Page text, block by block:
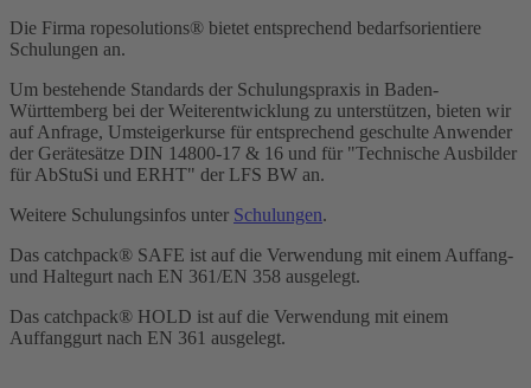
Die Firma ropesolutions® bietet entsprechend bedarfsorientiere
Schulungen an.
Um bestehende Standards der Schulungspraxis in Baden-
Württemberg bei der Weiterentwicklung zu unterstützen, bieten wir
auf Anfrage, Umsteigerkurse für entsprechend geschulte Anwender
der Gerätesätze DIN 14800-17 & 16 und für "Technische Ausbilder
für AbStuSi und ERHT" der LFS BW an.
Weitere Schulungsinfos unter Schulungen.
Das catchpack® SAFE ist auf die Verwendung mit einem Auffang-
und Haltegurt nach EN 361/EN 358 ausgelegt.
Das catchpack® HOLD ist auf die Verwendung mit einem
Auffanggurt nach EN 361 ausgelegt.